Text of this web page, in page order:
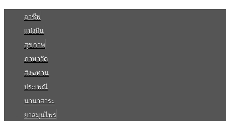
อาชีพ
แบ่งปัน
สุขภาพ
ภาษาวัด
สังฆทาน
ประเพณี
นานาสาระ
ยาสมุนไพร